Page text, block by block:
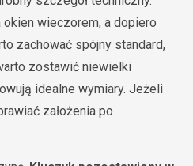
wieczorem, a dopiero
zachować spójny standard,
zostawić niewielki
idealne wymiary. Jeżeli
założenia po